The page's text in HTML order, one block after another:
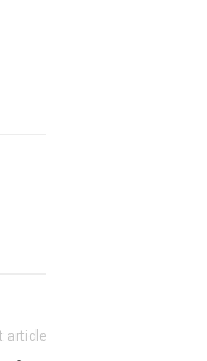
article